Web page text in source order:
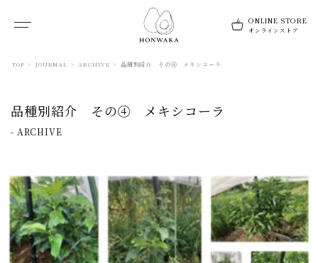
TOP > JOURNAL > ARCHIVE > 品種別紹介 その④ メキシコーラ
品種別紹介 その④ メキシコーラ
- ARCHIVE